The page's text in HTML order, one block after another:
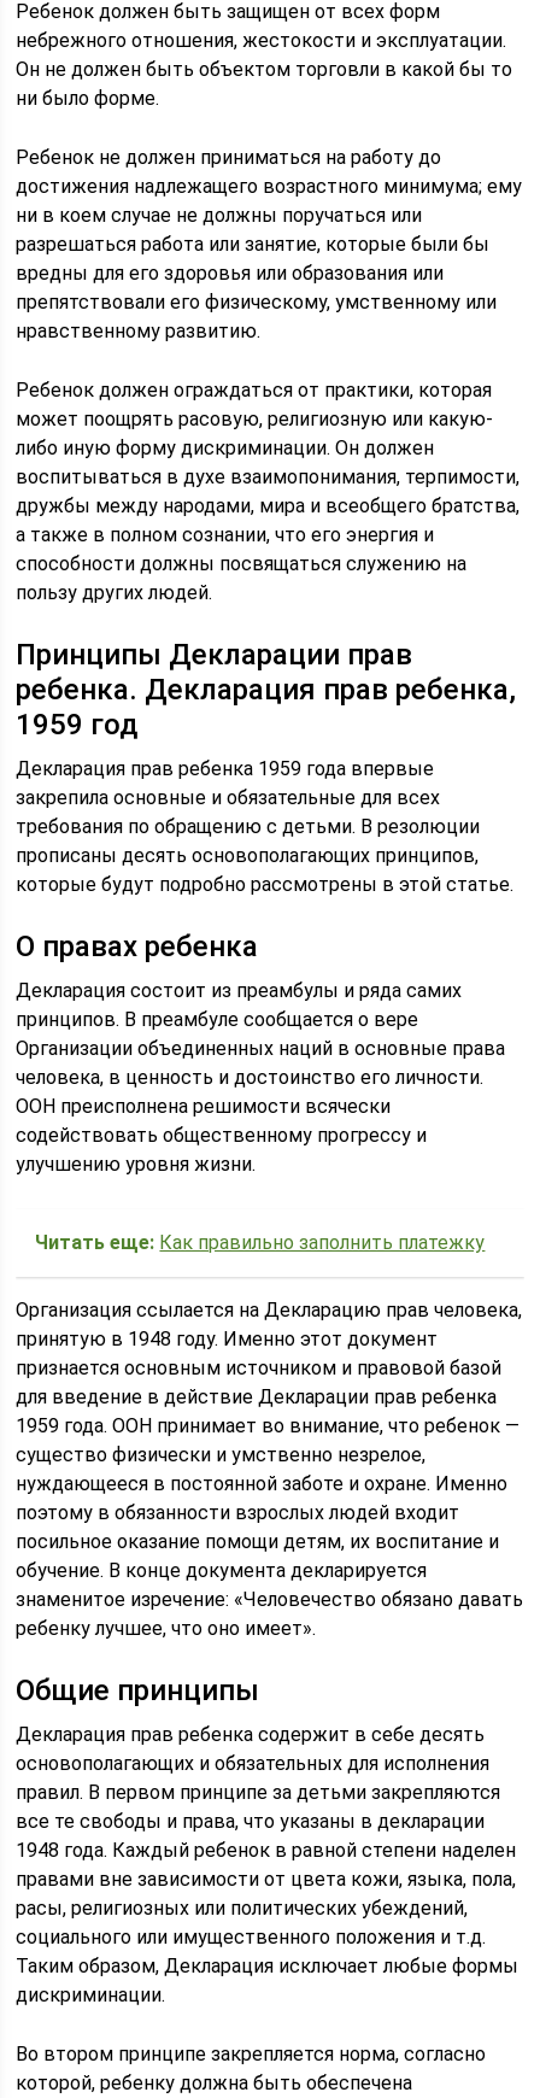
Ребенок должен быть защищен от всех форм
небрежного отношения, жестокости и эксплуатации.
Он не должен быть объектом торговли в какой бы то
ни было форме.
Ребенок не должен приниматься на работу до
достижения надлежащего возрастного минимума; ему
ни в коем случае не должны поручаться или
разрешаться работа или занятие, которые были бы
вредны для его здоровья или образования или
препятствовали его физическому, умственному или
нравственному развитию.
Ребенок должен ограждаться от практики, которая
может поощрять расовую, религиозную или какую-
либо иную форму дискриминации. Он должен
воспитываться в духе взаимопонимания, терпимости,
дружбы между народами, мира и всеобщего братства,
а также в полном сознании, что его энергия и
способности должны посвящаться служению на
пользу других людей.
Принципы Декларации прав
ребенка. Декларация прав ребенка,
1959 год
Декларация прав ребенка 1959 года впервые
закрепила основные и обязательные для всех
требования по обращению с детьми. В резолюции
прописаны десять основополагающих принципов,
которые будут подробно рассмотрены в этой статье.
О правах ребенка
Декларация состоит из преамбулы и ряда самих
принципов. В преамбуле сообщается о вере
Организации объединенных наций в основные права
человека, в ценность и достоинство его личности.
ООН преисполнена решимости всячески
содействовать общественному прогрессу и
улучшению уровня жизни.
Читать еще: Как правильно заполнить платежку
Организация ссылается на Декларацию прав человека,
принятую в 1948 году. Именно этот документ
признается основным источником и правовой базой
для введение в действие Декларации прав ребенка
1959 года. ООН принимает во внимание, что ребенок —
существо физически и умственно незрелое,
нуждающееся в постоянной заботе и охране. Именно
поэтому в обязанности взрослых людей входит
посильное оказание помощи детям, их воспитание и
обучение. В конце документа декларируется
знаменитое изречение: «Человечество обязано давать
ребенку лучшее, что оно имеет».
Общие принципы
Декларация прав ребенка содержит в себе десять
основополагающих и обязательных для исполнения
правил. В первом принципе за детьми закрепляются
все те свободы и права, что указаны в декларации
1948 года. Каждый ребенок в равной степени наделен
правами вне зависимости от цвета кожи, языка, пола,
расы, религиозных или политических убеждений,
социального или имущественного положения и т.д.
Таким образом, Декларация исключает любые формы
дискриминации.
Во втором принципе закрепляется норма, согласно
которой, ребенку должна быть обеспечена